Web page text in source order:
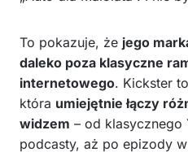
To pokazuje, że jego
daleko poza klasyczne
internetowego. Kickster
która umiejętnie łączy
widzem – od klasycznego
podcasty, aż po epizody